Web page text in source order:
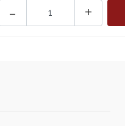
+
-